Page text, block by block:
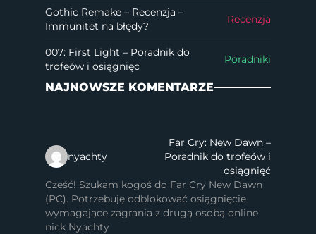
Gothic Remake – Recenzja –
Immunitet na błędy?
Recenzja
007: First Light – Poradnik do
trofeów i osiągnięc
Poradniki
NAJNOWSZE KOMENTARZE
nyachty
Far Cry: New Dawn –
Poradnik do trofeów i
osiągnięć
Cześć! Szukam kogoś do Far Cry New Dawn
(PC). Potrzebuję odblokować osiągnięcie
wymagające zagrania z drugą osobą online
nick Nyachty